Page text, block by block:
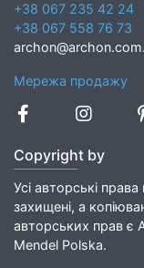
+38 067 235 42 24
+38 067 558 76 73
Мережа продажу
Copyright by
Усі авторські
захищені, а
авторських прав є
Mendel Polska.